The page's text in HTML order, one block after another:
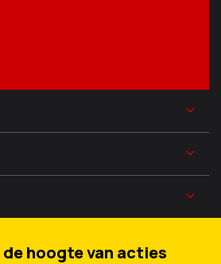
de hoogte van acties